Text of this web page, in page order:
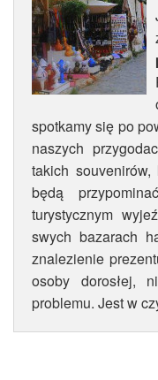
spotkamy się po
naszych
takich
będą
turystycznym
swych bazarach
znalezienie
osoby dorosłej,
problemu. Jest w